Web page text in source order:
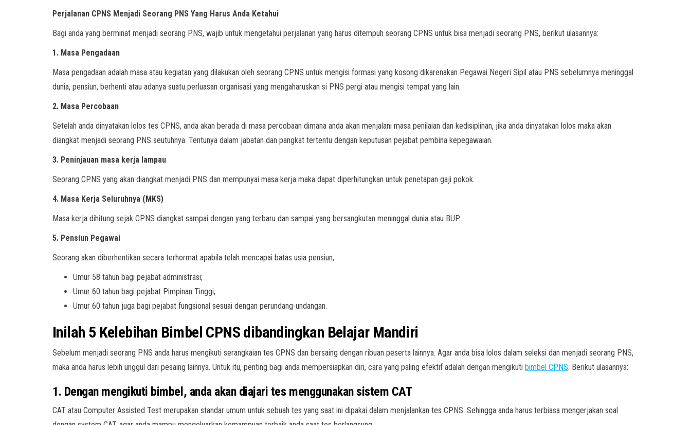
Perjalanan CPNS Menjadi Seorang PNS Yang Harus Anda Ketahui
Bagi anda yang berminat menjadi seorang PNS, wajib untuk mengetahui perjalanan yang harus ditempuh seorang CPNS untuk bisa menjadi seorang PNS, berikut ulasannya:
1. Masa Pengadaan
Masa pengadaan adalah masa atau kegiatan yang dilakukan oleh seorang CPNS untuk mengisi formasi yang kosong dikarenakan Pegawai Negeri Sipil atau PNS sebelumnya meninggal
dunia, pensiun, berhenti atau adanya suatu perluasan organisasi yang mengaharuskan si PNS pergi atau mengisi tempat yang lain.
2. Masa Percobaan
Setelah anda dinyatakan lolos tes CPNS, anda akan berada di masa percobaan dimana anda akan menjalani masa penilaian dan kedisiplinan, jika anda dinyatakan lolos maka akan
diangkat menjadi seorang PNS seutuhnya. Tentunya dalam jabatan dan pangkat tertentu dengan keputusan pejabat pembina kepegawaian.
3. Peninjauan masa kerja lampau
Seorang CPNS yang akan diangkat menjadi PNS dan mempunyai masa kerja maka dapat diperhitungkan untuk penetapan gaji pokok.
4. Masa Kerja Seluruhnya (MKS)
Masa kerja dihitung sejak CPNS diangkat sampai dengan yang terbaru dan sampai yang bersangkutan meninggal dunia atau BUP.
5. Pensiun Pegawai
Seorang akan diberhentikan secara terhormat apabila telah mencapai batas usia pensiun,
Umur 58 tahun bagi pejabat administrasi;
Umur 60 tahun bagi pejabat Pimpinan Tinggi;
Umur 60 tahun juga bagi pejabat fungsional sesuai dengan perundang-undangan.
Inilah 5 Kelebihan Bimbel CPNS dibandingkan Belajar Mandiri
Sebelum menjadi seorang PNS anda harus mengikuti serangkaian tes CPNS dan bersaing dengan ribuan peserta lainnya. Agar anda bisa lolos dalam seleksi dan menjadi seorang PNS,
maka anda harus lebih unggul dari pesaing lainnya. Untuk itu, penting bagi anda mempersiapkan diri, cara yang paling efektif adalah dengan mengikuti bimbel CPNS. Berikut ulasannya:
1. Dengan mengikuti bimbel, anda akan diajari tes menggunakan sistem CAT
CAT atau Computer Assisted Test merupakan standar umum untuk sebuah tes yang saat ini dipakai dalam menjalankan tes CPNS. Sehingga anda harus terbiasa mengerjakan soal